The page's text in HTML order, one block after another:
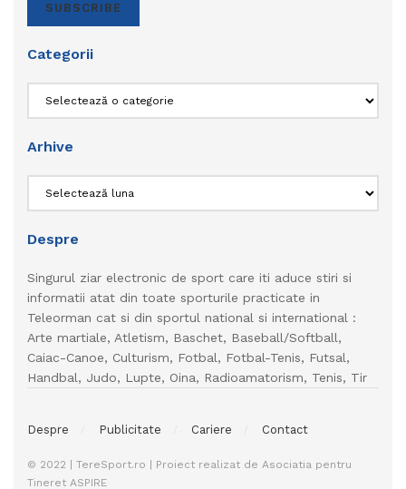
SUBSCRIBE
Categorii
Arhive
Despre
Singurul ziar electronic de sport care iti aduce stiri si
informatii atat din toate sporturile practicate in
Teleorman cat si din sportul national si international :
Arte martiale, Atletism, Baschet, Baseball/Softball,
Caiac-Canoe, Culturism, Fotbal, Fotbal-Tenis, Futsal,
Handbal, Judo, Lupte, Oina, Radioamatorism, Tenis, Tir
Despre Publicitate Cariere Contact
© 2022 | TereSport.ro | Proiect realizat de Asociatia pentru
Tineret ASPIRE